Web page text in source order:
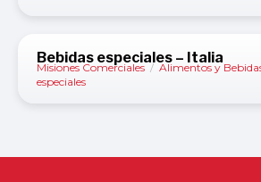
Bebidas especiales – Italia
Misiones Comerciales / Alimentos y
especiales